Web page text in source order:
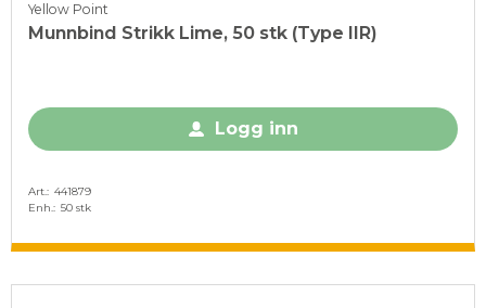
Yellow Point
Munnbind Strikk Lime, 50 stk (Type IIR)
Logg inn
Art.
441879
Enh.
50 stk